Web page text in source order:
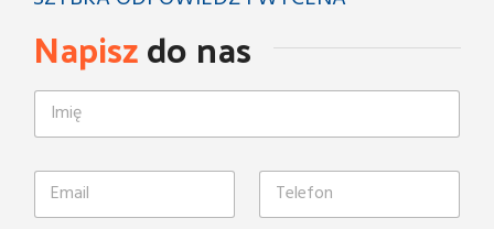
Napiszdo nas